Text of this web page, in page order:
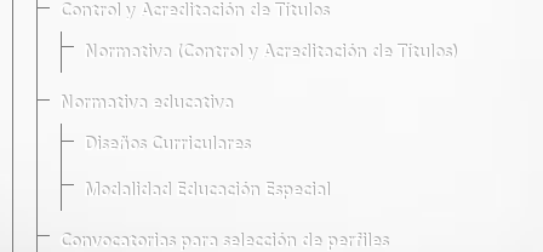
Control y Acreditación de Títulos
Normativa (Control y Acreditación de Títulos)
Normativa educativa
Diseños Curriculares
Modalidad Educación Especial
Convocatorias para selección de perfiles